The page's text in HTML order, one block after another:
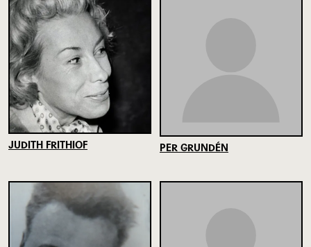
JUDITH FRITHIOF PER GRUNDÉN